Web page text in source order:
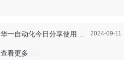
2024-09-11
华一自动化今日分享使用隆
兴变频器的常见问题及解决
查看更多